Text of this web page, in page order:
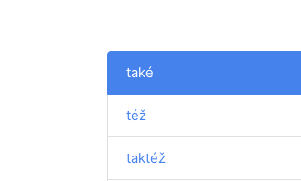
také
též
taktéž